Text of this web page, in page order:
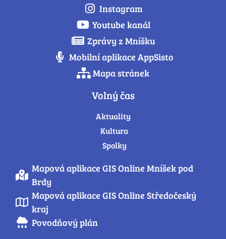
Instagram
Youtube kanál
Zprávy z Mníšku
Mobilní aplikace AppSisto
Mapa stránek
Volný čas
Aktuality
Kultura
Spolky
Mapová aplikace GIS Online Mníšek pod
Brdy
Mapová aplikace GIS Online Středočeský
kraj
Povodňový plán